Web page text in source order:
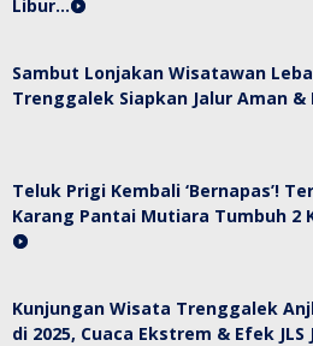
Libur…
Sambut Lonjakan Wisatawan
Trenggalek Siapkan Jalur Aman &
Teluk Prigi Kembali ‘Bernapas’!
Karang Pantai Mutiara Tumbuh 2
Kunjungan Wisata Trenggalek
di 2025, Cuaca Ekstrem & Efek JLS